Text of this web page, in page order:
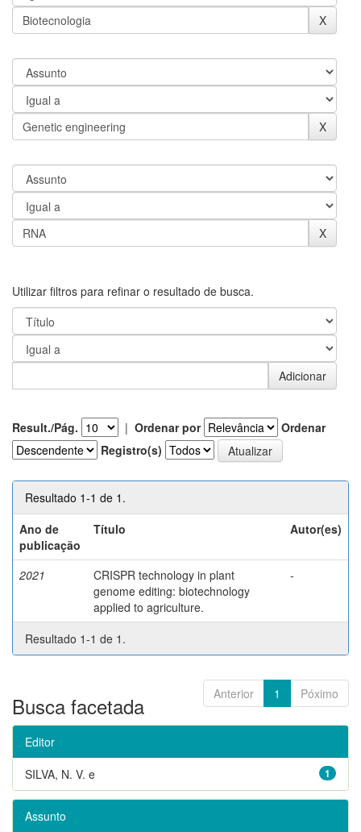
Utilizar filtros para refinar o resultado de busca.
Result./Pág. | Ordenar por
Ordenar
Registro(s)
Resultado 1-1 de 1.
Ano de
publicação
Título Autor(es)
2021
CRISPR technology in plant
genome editing: biotechnology
applied to agriculture.
-
Resultado 1-1 de 1.
Anterior 1 Póximo
Busca facetada
Editor
1
SILVA, N. V. e
Assunto